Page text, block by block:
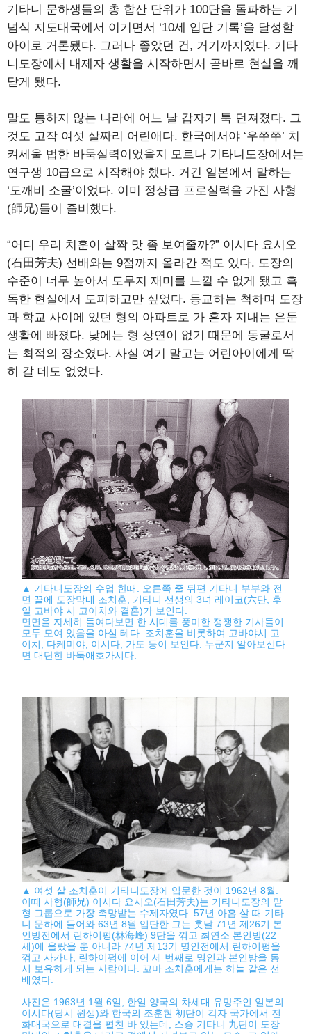
기타니 문하생들의 총 합산 단위가 100단을 돌파하는 기
념식 지도대국에서 이기면서 ‘10세 입단 기록’을 달성할
아이로 거론됐다. 그러나 좋았던 건, 거기까지였다. 기타
니도장에서 내제자 생활을 시작하면서 곧바로 현실을 깨
닫게 됐다.
말도 통하지 않는 나라에 어느 날 갑자기 툭 던져졌다. 그
것도 고작 여섯 살짜리 어린애다. 한국에서야 ‘우쭈쭈’ 치
켜세울 법한 바둑실력이었을지 모르나 기타니도장에서는
연구생 10급으로 시작해야 했다. 거긴 일본에서 말하는
‘도깨비 소굴’이었다. 이미 정상급 프로실력을 가진 사형
(師兄)들이 즐비했다.
“어디 우리 치훈이 살짝 맛 좀 보여줄까?” 이시다 요시오
(石田芳夫) 선배와는 9점까지 올라간 적도 있다. 도장의
수준이 너무 높아서 도무지 재미를 느낄 수 없게 됐고 혹
독한 현실에서 도피하고만 싶었다. 등교하는 척하며 도장
과 학교 사이에 있던 형의 아파트로 가 혼자 지내는 은둔
생활에 빠졌다. 낮에는 형 상연이 없기 때문에 동굴로서
는 최적의 장소였다. 사실 여기 말고는 어린아이에게 딱
히 갈 데도 없었다.
▲ 기타니도장의 수업 한때. 오른쪽 줄 뒤편 기타니 부부와 전
면 끝에 도장막내 조치훈, 기타니 선생의 3녀 레이코(六단, 후
일 고바야 시 고이치와 결혼)가 보인다.
면면을 자세히 들여다보면 한 시대를 풍미한 쟁쟁한 기사들이
모두 모여 있음을 아실 테다. 조치훈을 비롯하여 고바야시 고
이치, 다케미야, 이시다, 가토 등이 보인다. 누군지 알아보신다
면 대단한 바둑애호가시다.
▲ 여섯 살 조치훈이 기타니도장에 입문한 것이 1962년 8월.
이때 사형(師兄) 이시다 요시오(石田芳夫)는 기타니도장의 맏
형 그룹으로 가장 촉망받는 수제자였다. 57년 아홉 살 때 기타
니 문하에 들어와 63년 8월 입단한 그는 훗날 71년 제26기 본
인방전에서 린하이펑(林海峰) 9단을 꺾고 최연소 본인방(22
세)에 올랐을 뿐 아니라 74년 제13기 명인전에서 린하이펑을
꺾고 사카다, 린하이펑에 이어 세 번째로 명인과 본인방을 동
시 보유하게 되는 사람이다. 꼬마 조치훈에게는 하늘 같은 선
배였다.
사진은 1963년 1월 6일, 한일 양국의 차세대 유망주인 일본의
이시다(당시 원생)와 한국의 조훈현 初단이 각자 국가에서 전
화대국으로 대결을 펼친 바 있는데, 스승 기타니 九단이 도장